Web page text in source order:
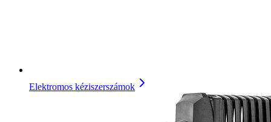
Elektromos kéziszerszámok